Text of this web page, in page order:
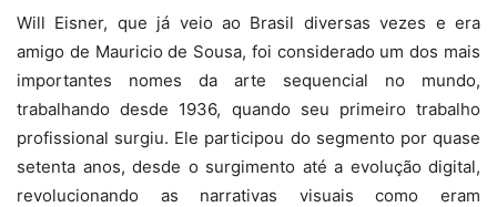
Will Eisner, que já veio ao Brasil diversas vezes e era
amigo de Mauricio de Sousa, foi considerado um dos mais
importantes nomes da arte sequencial no mundo,
trabalhando desde 1936, quando seu primeiro trabalho
profissional surgiu. Ele participou do segmento por quase
setenta anos, desde o surgimento até a evolução digital,
revolucionando as narrativas visuais como eram